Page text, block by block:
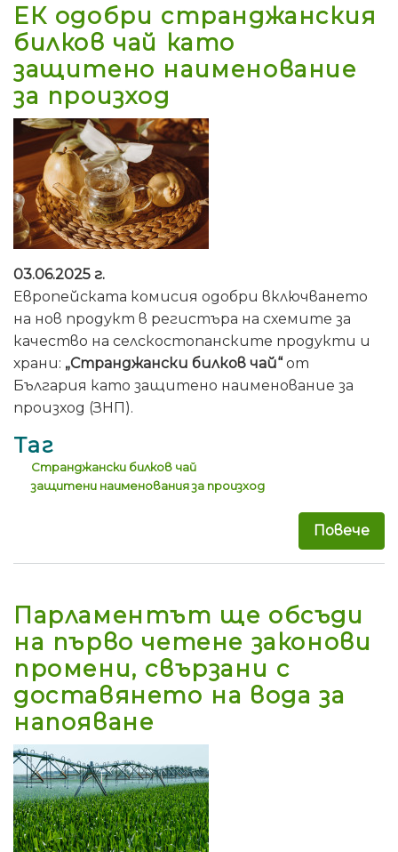
ЕК одобри странджанския
билков чай като
защитено наименование
за произход
03.06.2025 г.
Европейската комисия одобри включването
на нов продукт в регистъра на схемите за
качество на селскостопанските продукти и
храни: „Странджански билков чай“ от
България като защитено наименование за
произход (ЗНП).
Таг
Странджански билков чай
защитени наименования за произход
Повече
Парламентът ще обсъди
на първо четене законови
промени, свързани с
доставянето на вода за
напояване